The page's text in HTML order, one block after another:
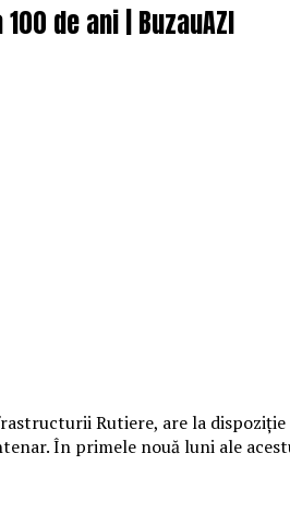
de ani | BuzauAZI
Rutiere, are la
În primele nouă luni ale